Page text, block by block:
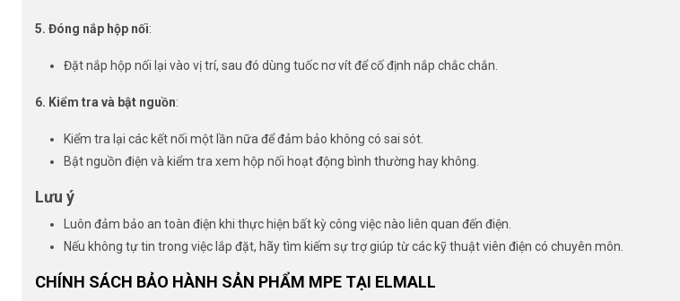
5. Đóng nắp hộp nối:
Đặt nắp hộp nối lại vào vị trí, sau đó dùng tuốc nơ vít để cố định nắp chắc chắn.
6. Kiểm tra và bật nguồn:
Kiểm tra lại các kết nối một lần nữa để đảm bảo không có sai sót.
Bật nguồn điện và kiểm tra xem hộp nối hoạt động bình thường hay không.
Lưu ý
Luôn đảm bảo an toàn điện khi thực hiện bất kỳ công việc nào liên quan đến điện.
Nếu không tự tin trong việc lắp đặt, hãy tìm kiếm sự trợ giúp từ các kỹ thuật viên điện có chuyên môn.
CHÍNH SÁCH BẢO HÀNH SẢN PHẨM MPE TẠI ELMALL